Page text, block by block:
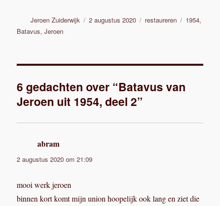
Auteur
Jeroen Zuiderwijk
Geplaatst
2 augustus 2020 Categorieën
restaureren Tags
1954,
Batavus,Jeroen
6 gedachten over “Batavus van
Jeroen uit 1954, deel 2”
abram
2 augustus 2020 om 21:09
mooi werk jeroen
binnen kort komt mijn union hoopelijk ook lang en ziet die